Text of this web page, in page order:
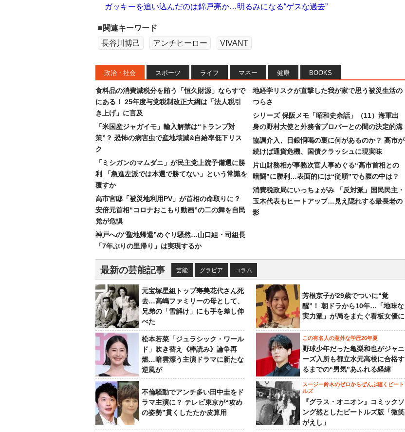
ガッキーを追い込んだのは錦戸亮か…明るみになる“ゲスな過去”
■関連キーワード
長谷川博己
アンチヒーロー VIVANT
政治・社会 スポーツ ライフ マネー 健康 BOOKS
食料品の消費減税分を賄う「恒久財源」ならすで
にある！ 25年度与党税制改正大綱は「法人税引
き上げ」に言及
「米国産ジャガイモ」輸入解禁は“トランプ対
策”？ 恐怖の病害虫で産地壊滅&自給率低下リス
ク
「ミシガンのマムダニ」が民主党上院予備選に勝
利 「急進左派では本選で勝てない」という常識を
覆すか
高市官邸「被災地利用PV」が首相の命取りに？
安倍元首相“コロナおこもり動画”の二の舞を自民
党が危惧
神戸への“聖地帰還”めぐり騒然…山口組・司組長
「7年ぶりの里帰り」は実現するか
地経学リスクが直撃した我が家で思う被災生活の
つらさ
シリーズ 保阪メモ「昭和史余話」（11）海軍出
身の野村大使と外務省プロパーとの間の決定的溝
協調介入、日銀恫喝の裏に何があるのか？ 高市が
続けば通貨危機、国債クラッシュに現実味
片山財務相が事務次官人事めぐる“高市首相との
暗闘”に勝利…表面的には“従順”でも腹の中は？
消費税政局にいっちょがみ 「反対派」国民民主・
玉木代表もヒートアップ…見え隠れする最長老の
影
最新の芸能記事 芸能 グラビア コラム
元宝塚星組トップ寿美花代さん死
去…高嶋ファミリーの母として、
兄弟の「雪解け」にも手を差し伸
べた
芳根京子が29歳でついに“覚
醒”！ 朝ドラから10年…「地味な
実力派」が局をまたぐ看板女優に
松本若菜「ジュラシック・ワール
ド」吹き替え《棒読み》論争再
燃…暗雲漂う主演ドラマに新たな
逆風が
この有名人の意外な学歴26年夏
野球少年だった亀梨和也がジャニ
ーズ入所も都立水元高校に合格す
るまでの“男気”あふれる経緯
不倫騒動でアンチ多い田中圭をド
ラマ主演に？ テレビ東京が“攻め
の姿勢”貫くしたたか皮算用
スージー鈴木のゼロからぜんぶ聴くビート
ルズ
『グラス・オニオン』コミックソ
ング然としたビートルズ版「微笑
がえし」